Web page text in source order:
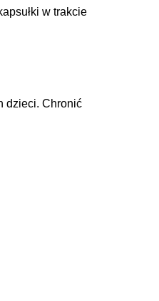
w trakcie
dzieci. Chronić